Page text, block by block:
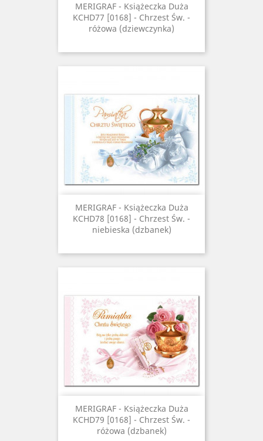
MERIGRAF - Książeczka Duża
KCHD77 [0168] - Chrzest Św. -
różowa (dziewczynka)
MERIGRAF - Książeczka Duża
KCHD78 [0168] - Chrzest Św. -
niebieska (dzbanek)
MERIGRAF - Książeczka Duża
KCHD79 [0168] - Chrzest Św. -
różowa (dzbanek)